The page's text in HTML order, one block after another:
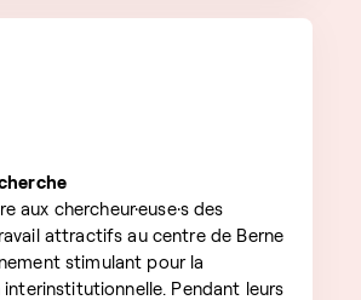
aux chercheur·euse·s des
attractifs au centre de Berne
stimulant pour la
Pendant leurs